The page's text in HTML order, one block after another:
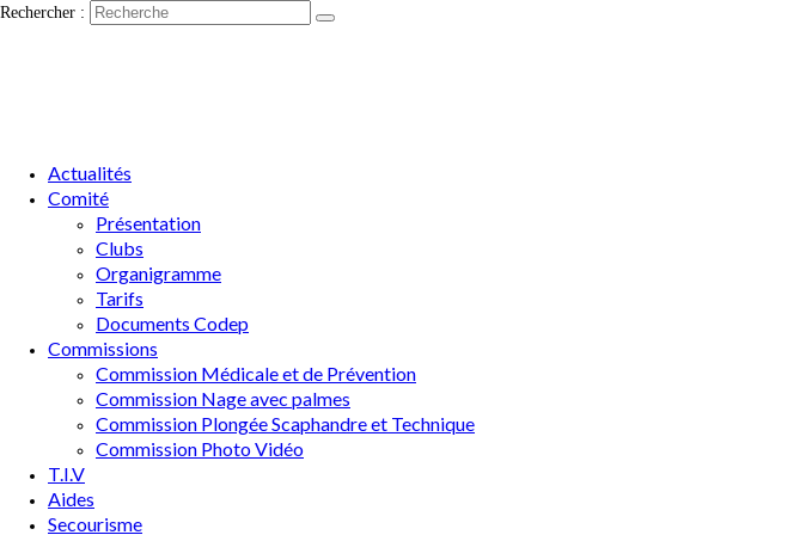
Rechercher :
Actualités
Comité
Présentation
Clubs
Organigramme
Tarifs
Documents Codep
Commissions
Commission Médicale et de Prévention
Commission Nage avec palmes
Commission Plongée Scaphandre et Technique
Commission Photo Vidéo
T.I.V
Aides
Secourisme